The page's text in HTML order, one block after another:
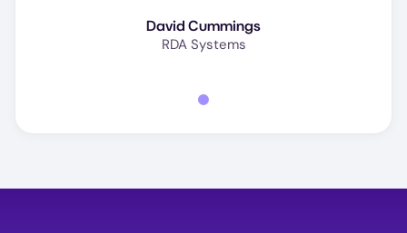
David Cummings
RDA Systems